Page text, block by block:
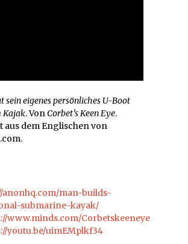
sein eigenes persönliches U-Boot
Kajak. VonCorbet’s Keen Eye.
aus dem Englischen von
anonhq.com/man-builds-
submarine-kayak/
www.minds.com/Corbetskeeneye
youtu.be/uimEMplkf34